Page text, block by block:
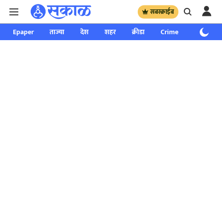
सबस्क्राईब
Epaper ताज्या देश शहर क्रीडा Crime साप्ताहिक